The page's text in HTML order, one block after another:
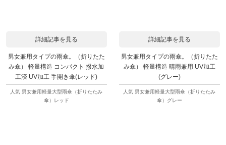
詳細記事を見る
男女兼用タイプの雨傘。（折りたた
み傘） 軽量構造 コンパクト 撥水加
工済 UV加工 手開き傘(レッド)
人気 男女兼用軽量大型雨傘（折りたたみ
傘）レッド
詳細記事を見る
男女兼用タイプの雨傘。（折りたた
み傘） 軽量構造 晴雨兼用 UV加工
(グレー)
人気 男女兼用軽量大型雨傘（折りたたみ
傘）グレー